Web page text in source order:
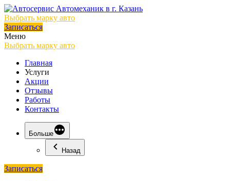
Выбрать марку авто
Записаться
Меню
Выбрать марку авто
Главная
Услуги
Акции
Отзывы
Работы
Контакты
Больше
Назад
Записаться